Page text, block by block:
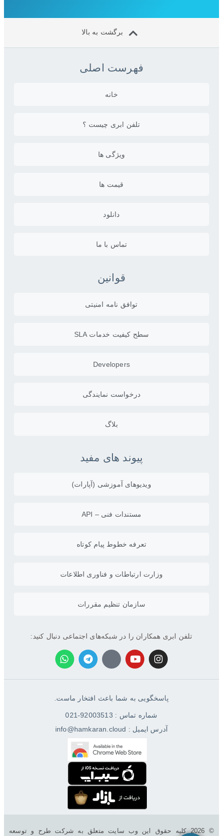
برگشت به بالا
فهرست اصلی
خانه
تلفن ابری چیست ؟
ویژگی ها
قیمت ها
دانلود
تماس با ما
قوانین
توافق نامه امنیتی
سطح کیفیت خدمات SLA
Developers
درخواست نمایندگی
بلاگ
پیوند های مفید
ویدیو‌های آموزشی (آپارات)
مستندات فنی – API
تعرفه خطوط پیام کوتاه
وزارت ارتباطات و فناوری اطلاعات
سازمان تنظیم مقررات
تلفن ابری همکاران را در شبکه‌های اجتماعی دنبال کنید:
پاسخگویی به شما باعث افتخار ماست.
شماره تماس : 92003513-021
آدرس ایمیل : info@hamkaran.cloud
© 2026 کليه حقوق اين وب سایت متعلق به شرکت طرح و توسعه